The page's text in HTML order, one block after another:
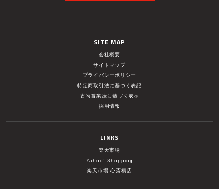
SITE MAP
会社概要
サイトマップ
プライバシーポリシー
特定商取引法に基づく表記
古物営業法に基づく表示
採用情報
LINKS
楽天市場
Yahoo! Shopping
楽天市場 心斎橋店